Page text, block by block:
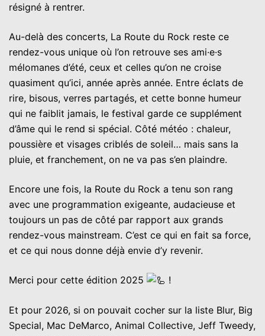
résigné à rentrer.
Au-delà des concerts, La Route du Rock reste ce
rendez-vous unique où l’on retrouve ses ami·e·s
mélomanes d’été, ceux et celles qu’on ne croise
quasiment qu’ici, année après année. Entre éclats de
rire, bisous, verres partagés, et cette bonne humeur
qui ne faiblit jamais, le festival garde ce supplément
d’âme qui le rend si spécial. Côté météo : chaleur,
poussière et visages criblés de soleil… mais sans la
pluie, et franchement, on ne va pas s’en plaindre.
Encore une fois, la Route du Rock a tenu son rang
avec une programmation exigeante, audacieuse et
toujours un pas de côté par rapport aux grands
rendez-vous mainstream. C’est ce qui en fait sa force,
et ce qui nous donne déjà envie d’y revenir.
Merci pour cette édition 2025 !
Et pour 2026, si on pouvait cocher sur la liste Blur, Big
Special, Mac DeMarco, Animal Collective, Jeff Tweedy,